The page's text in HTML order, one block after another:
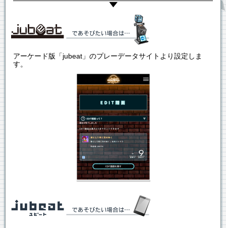
アーケード版「jubeat」のプレーデータサイトより設定しま
す。